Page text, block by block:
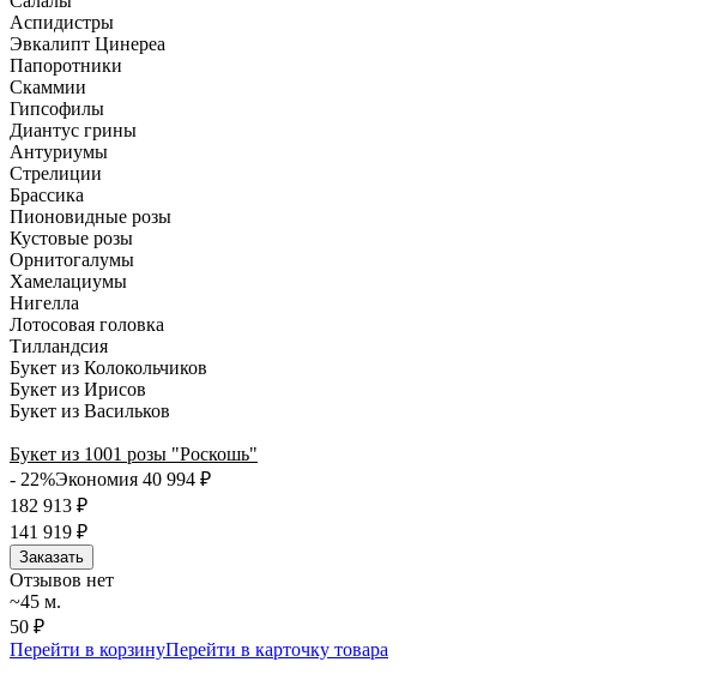
Аспидистры
Эвкалипт Цинереа
Папоротники
Скаммии
Гипсофилы
Диантус грины
Антуриумы
Стрелиции
Брассика
Пионовидные розы
Кустовые розы
Орнитогалумы
Хамелациумы
Нигелла
Лотосовая головка
Тилландсия
Букет из Колокольчиков
Букет из Ирисов
Букет из Васильков
Букет из 1001 розы "Роскошь"
- 22%Экономия 40 994 ₽
182 913 ₽
141 919 ₽
Заказать
Отзывов нет
~45 м.
50 ₽
Перейти в корзинуПерейти в карточку товара